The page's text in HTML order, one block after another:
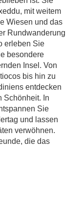
mit weitem
Wiesen und das
Rundwanderung
erleben Sie
besondere
Insel. Von
bis hin zu
entdecken
Schönheit. In
Sie
und lassen
verwöhnen.
die das